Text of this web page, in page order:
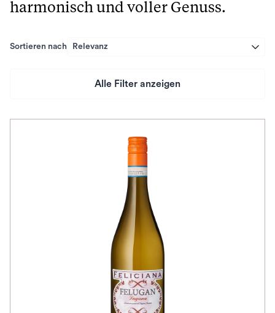
harmonisch und voller Genuss.
Sortieren nach Relevanz
Alle Filter anzeigen